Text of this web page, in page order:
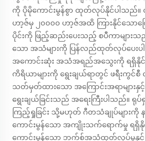
ကို ပိုမိုကောင်းမွန်စွာ ထုတ်လုပ်နိုင်ပါသည်။
ဟာ့ဇ်မှ ၂၀၀၀၀ ဟာ့ဇ်အထိ ကြားနိုင်သော
ပိုင်းကို ဖြည့်ဆည်းပေးသည့် စပီကာများသ
သော အသံများကို ပြန်လည်ထုတ်လုပ်ပေးပ
အကောင်းဆုံး အသံအရည်အသွေးကို ရရှိ
ကိရိယာများကို ရွေးချယ်ရာတွင် ဖရီးကွင်စီ
သတ်မှတ်ထားသော အကြောင်းအရာများ
ရွေးချယ်ခြင်းသည် အရေးကြီးပါသည်။ ရုပ်
ကြည့်ရှုခြင်း သို့မဟုတ် ဂီတသံချုပ်များကို
ကောင်းမွန်သော အကျိုးသက်ရောက်မှု ရရှိနို
ကောင်းမွန်သော ဘက်စ်အသံထုတ်လုပ်မှုနှင့်